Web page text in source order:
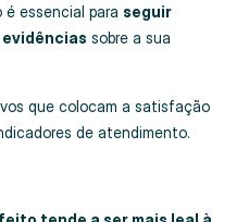
é essencial para seguir
sobre a sua
que colocam a satisfação
de atendimento.